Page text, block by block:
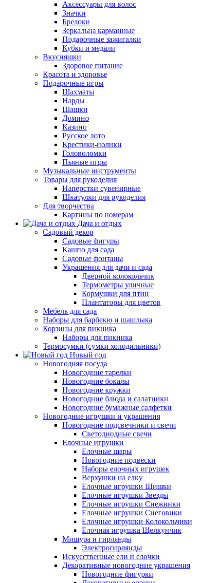
Аксессуары для волос
Значки
Брелоки
Зеркальца карманные
Подарочные зажигалки
Кубки и медали
Вкусняшки
Здоровое питание
Красота и здоровье
Подарочные игры
Шахматы
Нарды
Шашки
Домино
Казино
Русское лото
Крестики-нолики
Головоломки
Пьяные игры
Музыкальные инструменты
Товары для рукоделия
Наперстки сувенирные
Шкатулки для рукоделия
Для творчества
Картины по номерам
Дача и отдых
Садовый декор
Садовые фигуры
Кашпо для сада
Садовые фонтаны
Украшения для дачи и сада
Дверной колокольчик
Термометры уличные
Кормушки для птиц
Плантаторы для цветов
Мебель для сада
Наборы для барбекю и шашлыка
Корзины для пикника
Наборы для пикника
Термосумки (сумки холодильники)
Новый год
Новогодняя посуда
Новогодние тарелки
Новогодние бокалы
Новогодние кружки
Новогодние блюда и салатники
Новогодние бумажные салфетки
Новогодние игрушки и украшения
Новогодние подсвечники и свечи
Светодиодные свечи
Елочные игрушки
Елочные шары
Новогодние подвески
Наборы елочных игрушек
Верхушки на елку
Елочные игрушки Шишки
Елочные игрушки Звезды
Елочные игрушки Снежинки
Елочные игрушки Снеговики
Елочные игрушки Колокольчики
Елочная игрушка Щелкунчик
Мишура и гирлянды
Электрогирлянды
Искусственные ели и елочки
Декоративные новогодние украшения
Новогодние фигурки